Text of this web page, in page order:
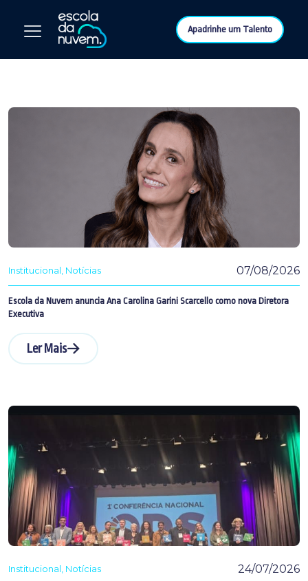
Apadrinhe um Talento
Institucional Notícias 07/08/2026
Escola da Nuvem anuncia Ana Carolina Garini Scarcello como nova Diretora
Executiva
Ler Mais
Institucional Notícias 24/07/2026